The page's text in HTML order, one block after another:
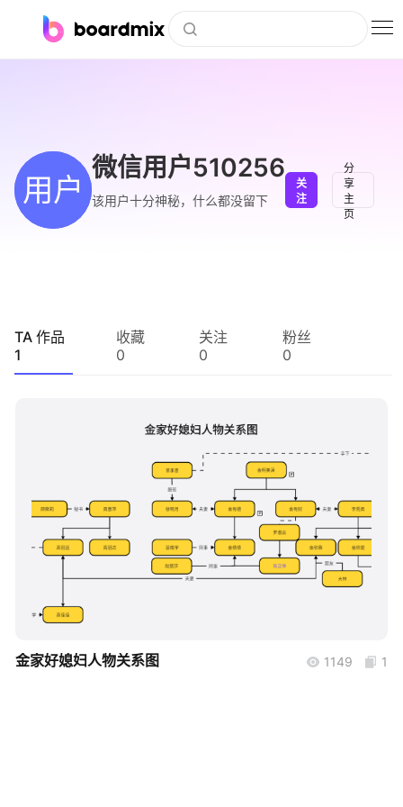
下载
会员
企业服务
用户
微信用户510256
该用户十分神秘，什么都没留下
关
注
分
享
主
页
TA 作品
1
收藏
0
关注
0
粉丝
0
boardmix
金家好媳妇人物关系图 1149 1